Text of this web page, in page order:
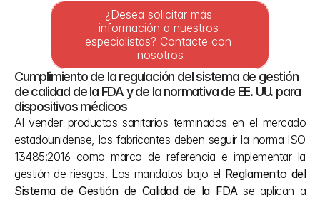
¿Desea solicitar más
información a nuestros
especialistas? Contacte con
nosotros
Cumplimiento de la regulación del sistema de gestión
de calidad de la FDA y de la normativa de EE. UU. para
dispositivos médicos
Al vender productos sanitarios terminados en el mercado
estadounidense, los fabricantes deben seguir la norma ISO
13485:2016 como marco de referencia e implementar la
gestión de riesgos. Los mandatos bajo el Reglamento del
Sistema de Gestión de Calidad de la FDA se aplican a